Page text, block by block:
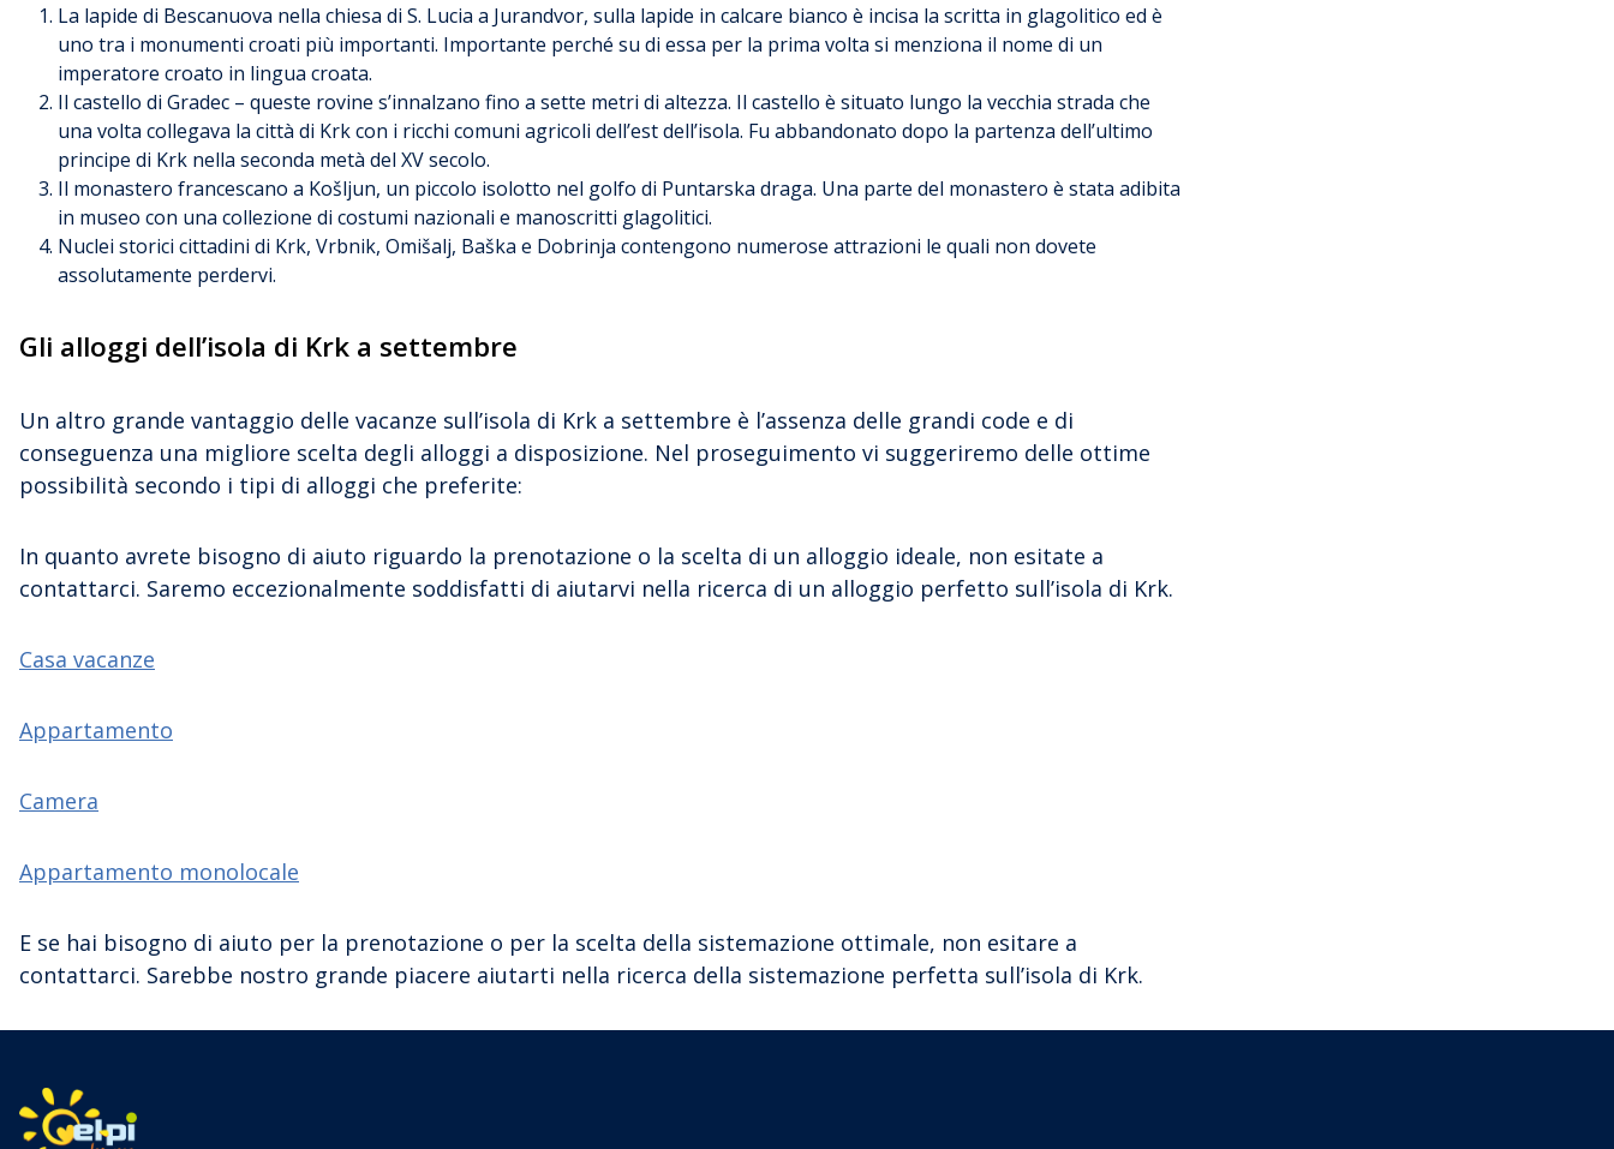
La lapide di Bescanuova nella chiesa di S. Lucia a Jurandvor, sulla lapide in calcare bianco è incisa la scritta in glagolitico ed è
uno tra i monumenti croati più importanti. Importante perché su di essa per la prima volta si menziona il nome di un
imperatore croato in lingua croata.
Il castello di Gradec – queste rovine s’innalzano fino a sette metri di altezza. Il castello è situato lungo la vecchia strada che
una volta collegava la città di Krk con i ricchi comuni agricoli dell’est dell’isola. Fu abbandonato dopo la partenza dell’ultimo
principe di Krk nella seconda metà del XV secolo.
Il monastero francescano a Košljun, un piccolo isolotto nel golfo di Puntarska draga. Una parte del monastero è stata adibita
in museo con una collezione di costumi nazionali e manoscritti glagolitici.
Nuclei storici cittadini di Krk, Vrbnik, Omišalj, Baška e Dobrinja contengono numerose attrazioni le quali non dovete
assolutamente perdervi.
Gli alloggi dell’isola di Krk a settembre
Un altro grande vantaggio delle vacanze sull’isola di Krk a settembre è l’assenza delle grandi code e di
conseguenza una migliore scelta degli alloggi a disposizione. Nel proseguimento vi suggeriremo delle ottime
possibilità secondo i tipi di alloggi che preferite:
In quanto avrete bisogno di aiuto riguardo la prenotazione o la scelta di un alloggio ideale, non esitate a
contattarci. Saremo eccezionalmente soddisfatti di aiutarvi nella ricerca di un alloggio perfetto sull’isola di Krk.
Casa vacanze
Appartamento
Camera
Appartamento monolocale
E se hai bisogno di aiuto per la prenotazione o per la scelta della sistemazione ottimale, non esitare a
contattarci. Sarebbe nostro grande piacere aiutarti nella ricerca della sistemazione perfetta sull’isola di Krk.